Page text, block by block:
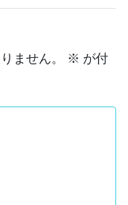
ません。 ※ が付